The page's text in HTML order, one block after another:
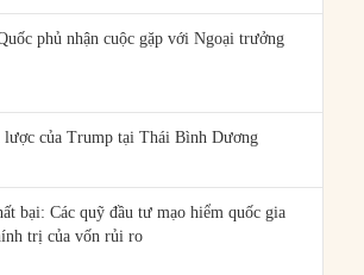
phủ nhận cuộc gặp với Ngoại trưởng
của Trump tại Thái Bình Dương
bại: Các quỹ đầu tư mạo hiểm quốc gia
trị của vốn rủi ro